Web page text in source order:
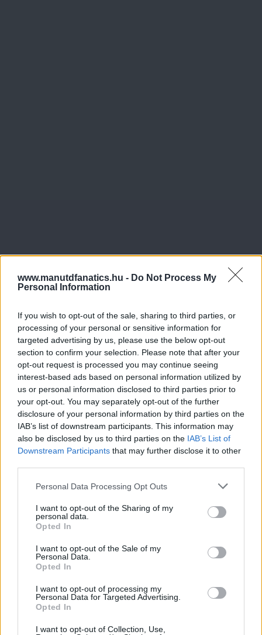
www.manutdfanatics.hu - Do Not Process My
Personal Information
If you wish to opt-out of the sale, sharing to third parties, or
processing of your personal or sensitive information for
targeted advertising by us, please use the below opt-out
section to confirm your selection. Please note that after your
opt-out request is processed you may continue seeing
interest-based ads based on personal information utilized by
us or personal information disclosed to third parties prior to
your opt-out. You may separately opt-out of the further
disclosure of your personal information by third parties on the
IAB’s list of downstream participants. This information may
also be disclosed by us to third parties on the IAB’s List of
Downstream Participants that may further disclose it to other
Please note that this website/app uses one or more Google
not limited to your visit or usage behaviour. You may click to
grant or deny consent to Google and its third-party tags to
use your data for below specified purposes in below Google
consent section.
Personal Data Processing Opt Outs
I want to opt-out of the Sharing of my
personal data.
Opted In
I want to opt-out of the Sale of my
Personal Data.
Opted In
I want to opt-out of processing my
Personal Data for Targeted Advertising.
Opted In
I want to opt-out of Collection, Use,